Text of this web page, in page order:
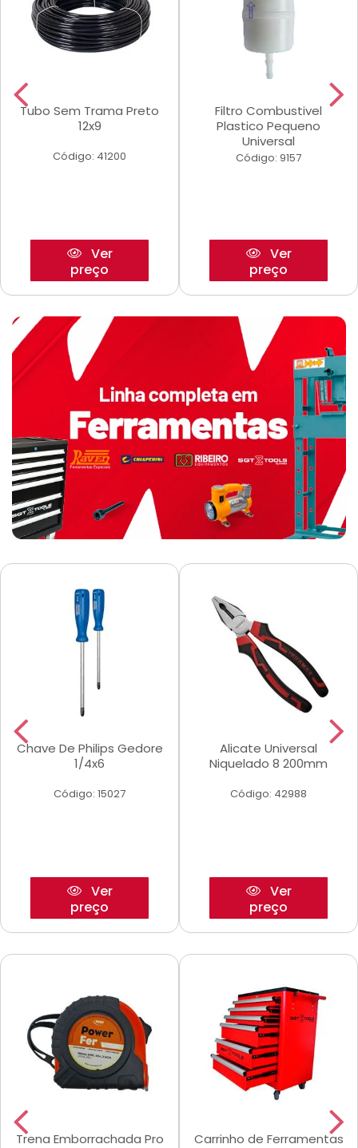
Tubo Sem Trama Preto
12x9
Código: 41200
Ver
preço
Filtro Combustivel
Plastico Pequeno
Universal
Código: 9157
Ver
preço
Chave De Philips Gedore
1/4x6
Código: 15027
Ver
preço
Alicate Universal
Niquelado 8 200mm
Código: 42988
Ver
preço
Trena Emborrachada Pro
Carrinho de Ferramentas